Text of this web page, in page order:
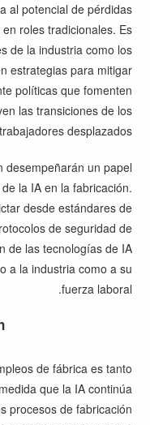
al potencial de pérdidas
roles tradicionales. Es
de la industria como los
estrategias para mitigar
políticas que fomenten
las transiciones de los
trabajadores desplazados.
desempeñarán un papel
la IA en la fabricación.
desde estándares de
de seguridad de
de las tecnologías de IA
a la industria como a su
fuerza laboral.
de fábrica es tanto
que la IA continúa
procesos de fabricación